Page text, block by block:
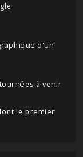
d'un
à venir
le premier